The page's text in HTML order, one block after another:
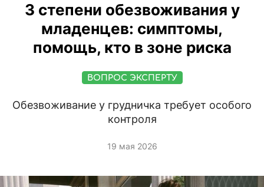
3 степени обезвоживания у
младенцев: симптомы,
помощь, кто в зоне риска
ВОПРОС ЭКСПЕРТУ
Обезвоживание у грудничка требует особого
контроля
19 мая 2026